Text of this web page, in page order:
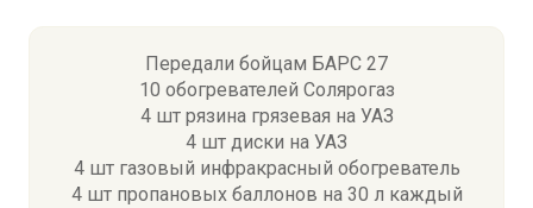
Передали бойцам БАРС 27
10 обогревателей Солярогаз
4 шт рязина грязевая на УАЗ
4 шт диски на УАЗ
4 шт газовый инфракрасный обогреватель
4 шт пропановых баллонов на 30 л каждый